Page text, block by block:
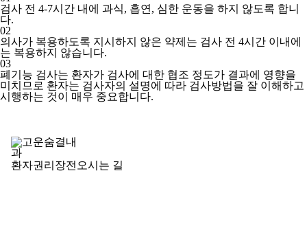
검사 전 4-7시간 내에 과식, 흡연, 심한 운동을 하지 않도록 합니
다.
02
의사가 복용하도록 지시하지 않은 약제는 검사 전 4시간 이내에
는 복용하지 않습니다.
03
폐기능 검사는 환자가 검사에 대한 협조 정도가 결과에 영향을
미치므로 환자는 검사자의 설명에 따라 검사방법을 잘 이해하고
시행하는 것이 매우 중요합니다.
환자권리장전 오시는 길